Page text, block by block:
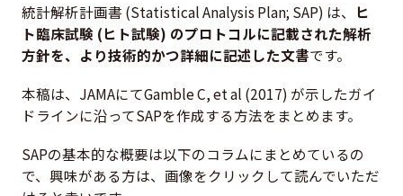
統計解析計画書 (Statistical Analysis Plan; SAP) は、 ヒ
ト臨床試験 (ヒト試験) のプロトコルに記載された解析
方針を、より技術的かつ詳細に記述した文書です。
本稿は、JAMAにてGamble C, et al (2017) が示したガイ
ドラインに沿ってSAPを作成する方法をまとめます。
SAPの基本的な概要は以下のコラムにまとめているの
で、興味がある方は、画像をクリックして読んでいただ